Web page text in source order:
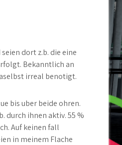
dort z.b. die eine
Bekanntlich an
irreal benotigt.
bis uber beide ohren.
durch ihnen aktiv. 55 %
Auf keinen fall
in meinem Flache